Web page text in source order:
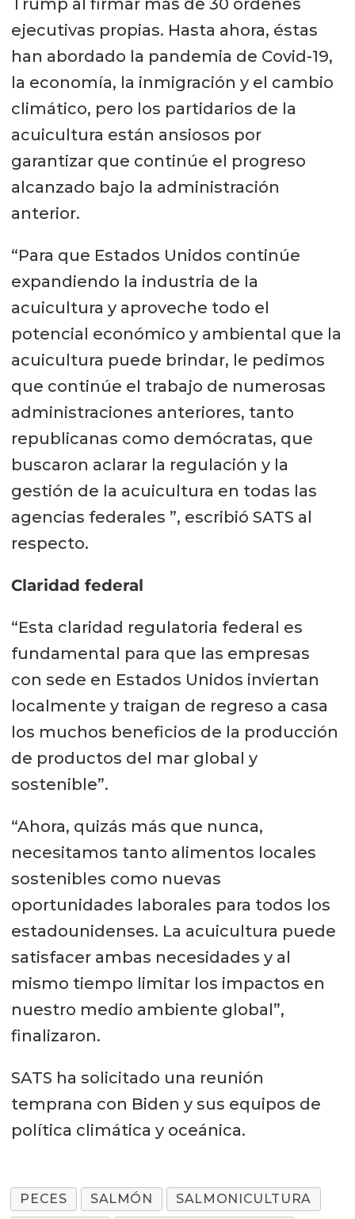
Trump al firmar más de 30 órdenes
ejecutivas propias. Hasta ahora, éstas
han abordado la pandemia de Covid-19,
la economía, la inmigración y el cambio
climático, pero los partidarios de la
acuicultura están ansiosos por
garantizar que continúe el progreso
alcanzado bajo la administración
anterior.
“Para que Estados Unidos continúe
expandiendo la industria de la
acuicultura y aproveche todo el
potencial económico y ambiental que la
acuicultura puede brindar, le pedimos
que continúe el trabajo de numerosas
administraciones anteriores, tanto
republicanas como demócratas, que
buscaron aclarar la regulación y la
gestión de la acuicultura en todas las
agencias federales ”, escribió SATS al
respecto.
Claridad federal
“Esta claridad regulatoria federal es
fundamental para que las empresas
con sede en Estados Unidos inviertan
localmente y traigan de regreso a casa
los muchos beneficios de la producción
de productos del mar global y
sostenible”.
“Ahora, quizás más que nunca,
necesitamos tanto alimentos locales
sostenibles como nuevas
oportunidades laborales para todos los
estadounidenses. La acuicultura puede
satisfacer ambas necesidades y al
mismo tiempo limitar los impactos en
nuestro medio ambiente global”,
finalizaron.
SATS ha solicitado una reunión
temprana con Biden y sus equipos de
política climática y oceánica.
PECES SALMÓN
SALMONICULTURA